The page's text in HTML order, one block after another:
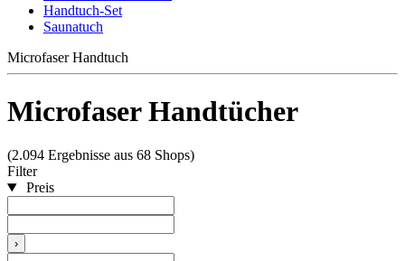
Handtuch-Set
Saunatuch
Microfaser Handtuch
Microfaser Handtücher
(2.094 Ergebnisse aus 68 Shops)
Filter
Preis
›